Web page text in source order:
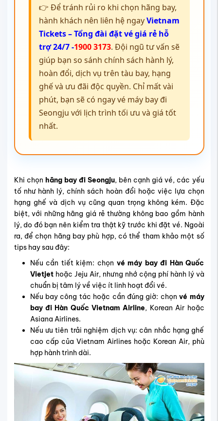
👉 Để tránh rủi ro khi chọn hãng bay,
hành khách nên liên hệ ngayVietnam
Tickets – Tổng đài đặt vé giá rẻ hỗ
trợ 24/7 -1900 3173. Đội ngũ tư vấn sẽ
giúp bạn so sánh chính sách hành lý,
hoàn đổi, dịch vụ trên tàu bay, hạng
ghế và ưu đãi độc quyền. Chỉ mất vài
phút, bạn sẽ có ngay vé máy bay đi
Seongju với lịch trình tối ưu và giá tốt
nhất.
Khi chọn hãng bay đi Seongju, bên cạnh giá vé, các yếu
tố như hành lý, chính sách hoàn đổi hoặc việc lựa chọn
hạng ghế và dịch vụ cũng quan trọng không kém. Đặc
biệt, với những hãng giá rẻ thường không bao gồm hành
lý, do đó bạn nên kiểm tra thật kỹ trước khi đặt vé. Ngoài
ra, để chọn hãng bay phù hợp, có thể tham khảo một số
tips hay sau đây:
Nếu cần tiết kiệm: chọn vé máy bay đi Hàn Quốc
Vietjethoặc Jeju Air, nhưng nhớ cộng phí hành lý và
chuẩn bị tâm lý về việc ít linh hoạt đổi vé.
Nếu bay công tác hoặc cần đúng giờ: chọnvé máy
bay đi Hàn Quốc Vietnam Airline, Korean Air hoặc
Asiana Airlines.
Nếu ưu tiên trải nghiệm dịch vụ: cân nhắc hạng ghế
cao cấp của Vietnam Airlines hoặc Korean Air, phù
hợp hành trình dài.